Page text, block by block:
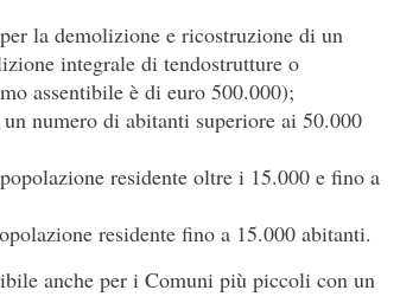
la demolizione e ricostruzione di un
integrale di tendostrutture o
assentibile è di euro 500.000);
numero di abitanti superiore ai 50.000
residente oltre i 15.000 e fino a
residente fino a 15.000 abitanti.
anche per i Comuni più piccoli con un